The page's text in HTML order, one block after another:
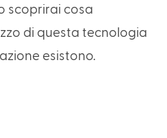
scoprirai cosa
di questa tecnologia
esistono.